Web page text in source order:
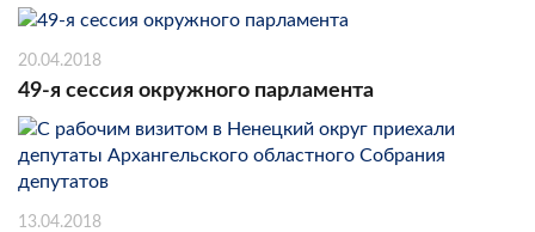
20.04.2018
49-я сессия окружного парламента
13.04.2018